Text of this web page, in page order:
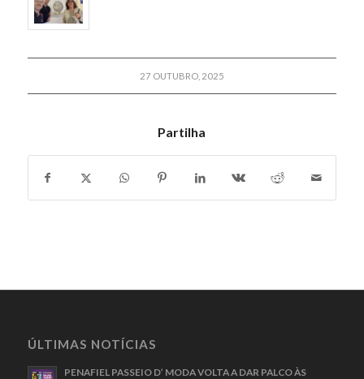
27 OUTUBRO, 2025
Partilha
ÚLTIMAS NOTÍCIAS
PENAFIEL PASSEIO D’ MODA VOLTA A DAR PALCO ÀS